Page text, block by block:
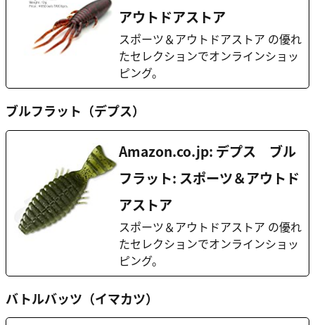
アウトドアストア
スポーツ＆アウトドアストア の優れ
たセレクションでオンラインショッ
ピング。
ブルフラット（デプス）
Amazon.co.jp: デプス ブル
フラット: スポーツ＆アウトド
アストア
スポーツ＆アウトドアストア の優れ
たセレクションでオンラインショッ
ピング。
バトルバッツ（イマカツ）